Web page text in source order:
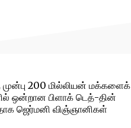
200 மில்லியன் மக்களைக்
ஒன்றான பிளாக் டெத்-தின்
ஜெர்மனி விஞ்ஞானிகள்